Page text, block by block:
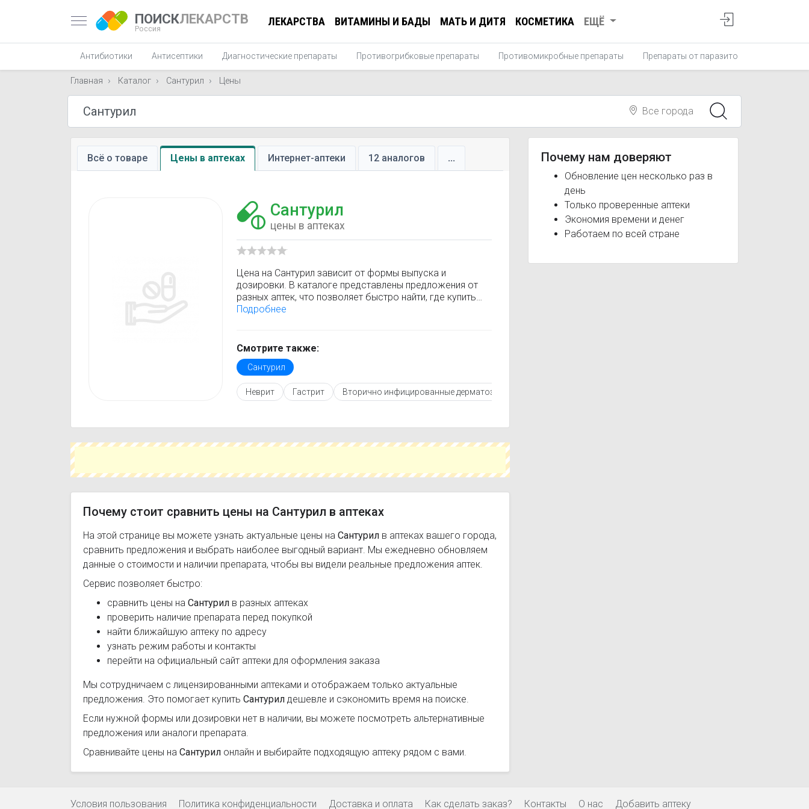
ПОИСКЛЕКАРСТВ
Россия
ЛЕКАРСТВА ВИТАМИНЫ И БАДЫ МАТЬ И ДИТЯ КОСМЕТИКА ЕЩЁ
Антибиотики Антисептики Диагностические препараты Противогрибковые препараты Противомикробные препараты Препараты от паразитов
Главная Каталог Сантурил Цены
Все города
Всё о товаре Цены в аптеках Интернет-аптеки 12 аналогов ...
Сантурил
цены в аптеках
Цена на Сантурил зависит от формы выпуска и
дозировки. В каталоге представлены предложения от
разных аптек, что позволяет быстро найти, где купить
Сантурил по минимальной цене. Информация о
Перед покупкой рекомендуется ознакомиться с
инструкцией по применению, показаниями и
противопоказаниями. При необходимости вы можете
подобрать аналоги Сантурил с похожим действующим
веществом или более доступной ценой.
сэкономить время и выбрать оптимальный вариант по
цене и наличию.
Подробнее
Смотрите также:
Сантурил
Неврит Гастрит Вторично инфицированные дерматозы
Почему стоит сравнить цены на Сантурил в аптеках
На этой странице вы можете узнать актуальные цены на Сантурил в аптеках вашего города,
сравнить предложения и выбрать наиболее выгодный вариант. Мы ежедневно обновляем
данные о стоимости и наличии препарата, чтобы вы видели реальные предложения аптек.
Сервис позволяет быстро:
сравнить цены на Сантурил в разных аптеках
проверить наличие препарата перед покупкой
найти ближайшую аптеку по адресу
узнать режим работы и контакты
перейти на официальный сайт аптеки для оформления заказа
Мы сотрудничаем с лицензированными аптеками и отображаем только актуальные
предложения. Это помогает купить Сантурил дешевле и сэкономить время на поиске.
Если нужной формы или дозировки нет в наличии, вы можете посмотреть альтернативные
предложения или аналоги препарата.
Сравнивайте цены на Сантурил онлайн и выбирайте подходящую аптеку рядом с вами.
Почему нам доверяют
Обновление цен несколько раз в
день
Только проверенные аптеки
Экономия времени и денег
Работаем по всей стране
Условия пользования Политика конфиденциальности Доставка и оплата Как сделать заказ? Контакты О нас Добавить аптеку